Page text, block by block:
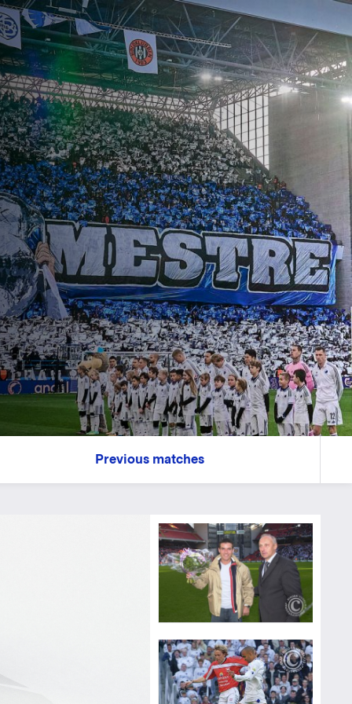
Previous matches